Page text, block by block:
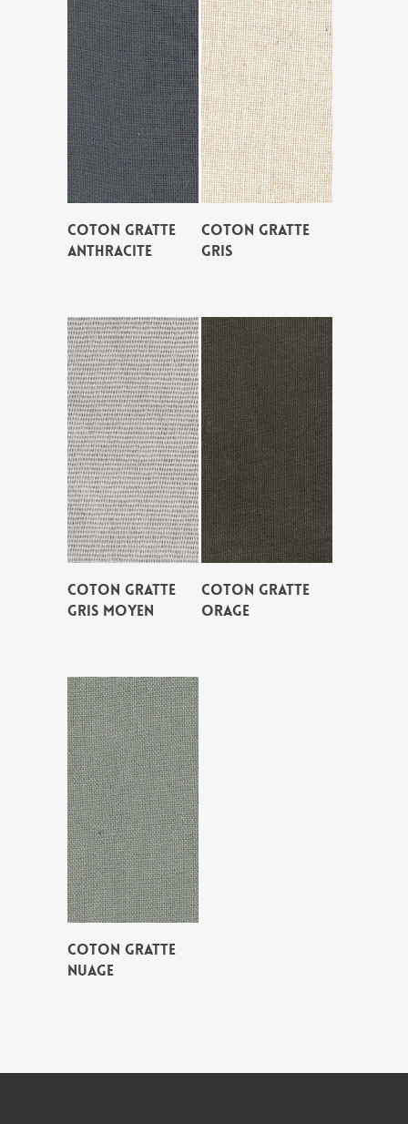
COTON GRATTE
ANTHRACITE
COTON GRATTE
GRIS
COTON GRATTE
GRIS MOYEN
COTON GRATTE
ORAGE
COTON GRATTE
NUAGE